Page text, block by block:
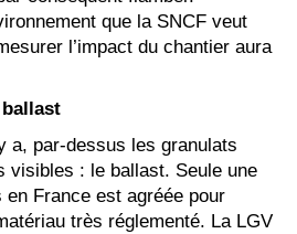
que la SNCF veut
l’impact du chantier aura
a, par-dessus les granulats
visibles : le ballast. Seule une
France est agréée pour
très réglementé. La LGV